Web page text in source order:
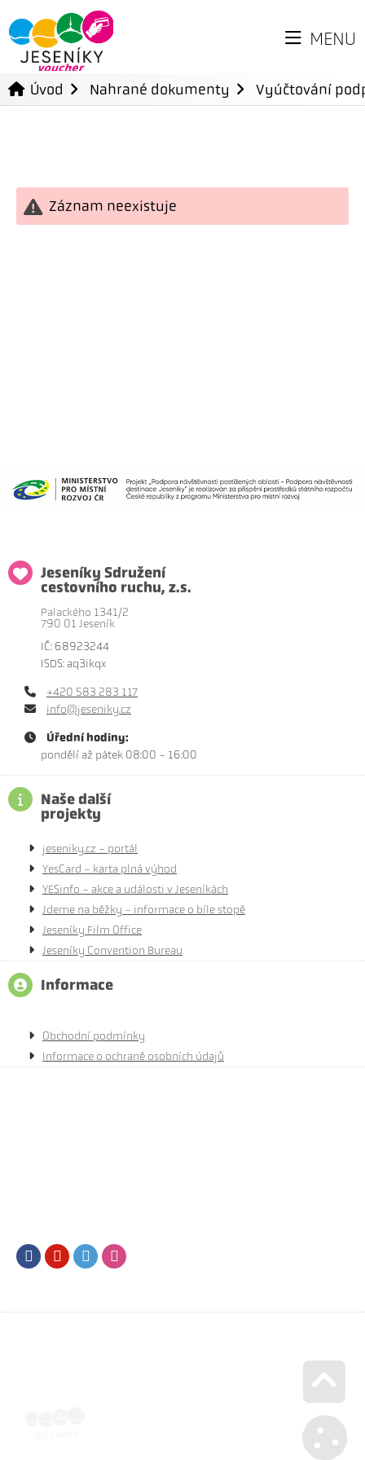
MENU
Úvod Nahrané dokumenty Vyúčtování
Záznam neexistuje
Jeseníky Sdružení
cestovního ruchu, z.s.
Palackého 1341/2
790 01 Jeseník
IČ: 68923244
ISDS: aq3ikqx
+420 583 283 117
info@jeseniky.cz
Úřední hodiny:
pondělí až pátek 08:00 - 16:00
Naše další
projekty
jeseniky.cz - portál
YesCard - karta plná výhod
YESinfo - akce a události v Jeseníkách
Jdeme na běžky - informace o bíle stopě
Jeseníky Film Office
Jeseníky Convention Bureau
Informace
Obchodní podmínky
Informace o ochraně osobních údajů
FacebookYoutubeTwitter
Go